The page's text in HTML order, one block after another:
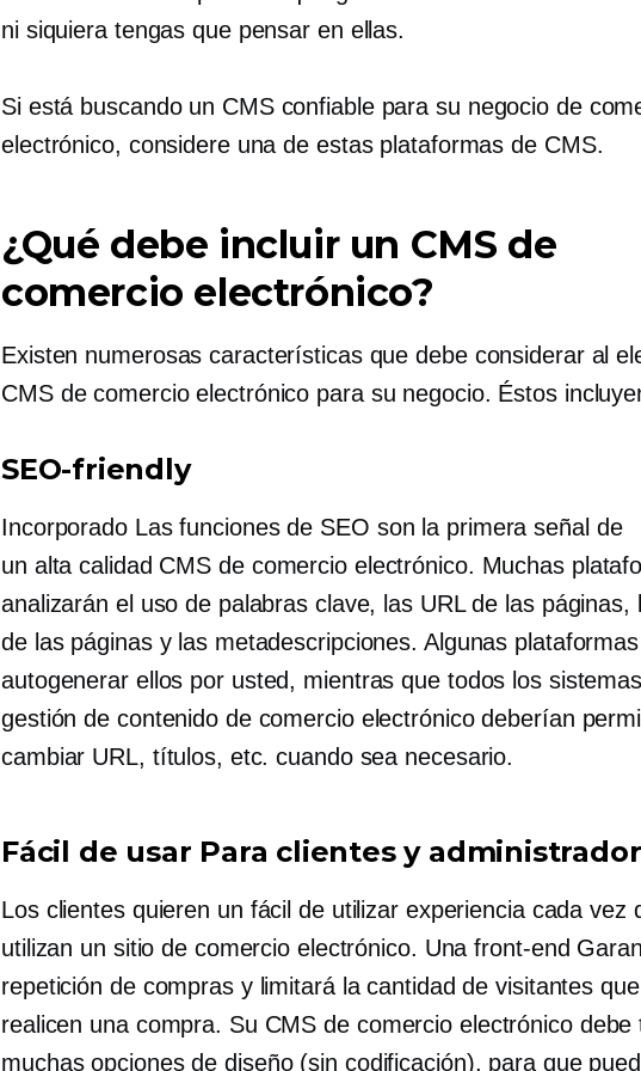
ni siquiera tengas que pensar en ellas.
Si está buscando un CMS confiable para su negocio de
electrónico, considere una de estas plataformas de CMS.
¿Qué debe incluir un CMS de
comercio electrónico?
Existen numerosas características que debe considerar al
CMS de comercio electrónico para su negocio. Éstos
SEO-friendly
IncorporadoLas funciones de SEO son la primera señal de
un alta calidad CMS de comercio electrónico. Muchas
analizarán el uso de palabras clave, las URL de las páginas,
de las páginas y las metadescripciones. Algunas plataformas
autogenerarellos por usted, mientras que todos los
gestión de contenido de comercio electrónico deberían
cambiar URL, títulos, etc. cuando sea necesario.
Fácil de usar Para clientes y
Los clientes quieren un fácil de utilizarexperiencia cada vez
utilizan un sitio de comercio electrónico. Unafront-end
repetición de compras y limitará la cantidad de visitantes
realicen una compra. Su CMS de comercio electrónico debe
muchas opciones de diseño (sin codificación), para que